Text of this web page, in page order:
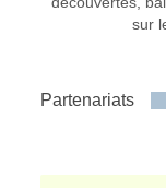
sur
Partenariats